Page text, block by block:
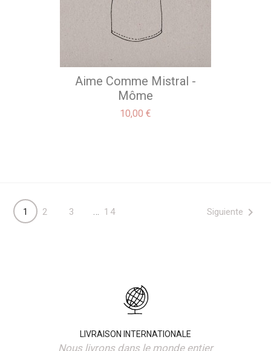
Aime Comme Mistral -
Môme
Precio
10,00 €
1 2 3 … 14 Siguiente 
LIVRAISON INTERNATIONALE
Nous livrons dans le monde entier